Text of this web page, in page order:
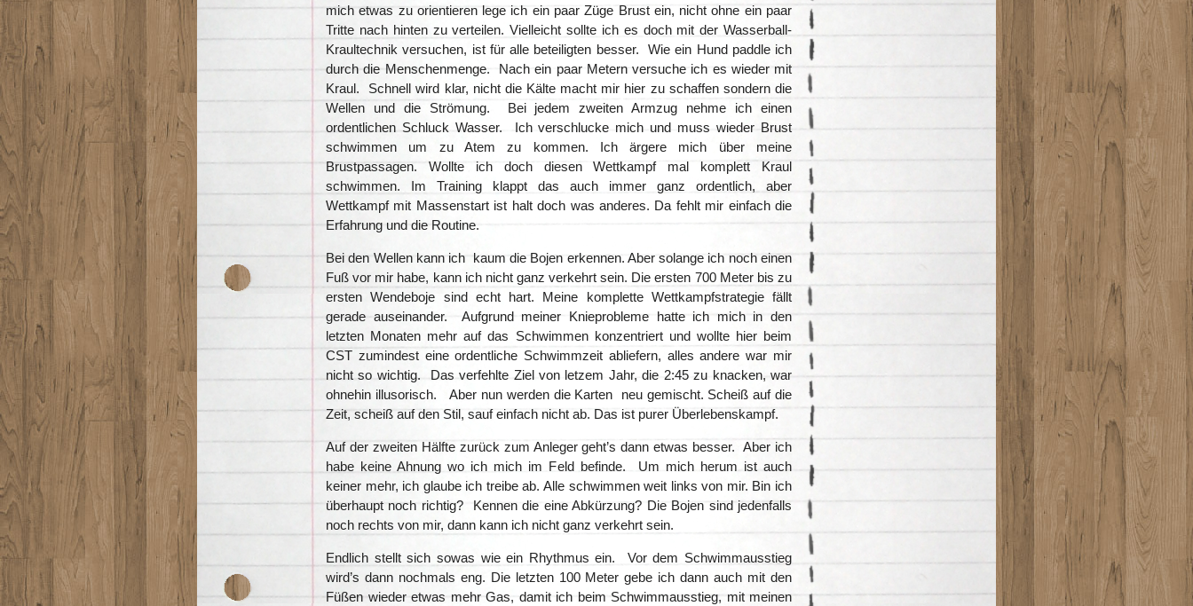
mich etwas zu orientieren lege ich ein paar Züge Brust ein, nicht ohne ein paar
Tritte nach hinten zu verteilen. Vielleicht sollte ich es doch mit der Wasserball-
Kraultechnik versuchen, ist für alle beteiligten besser. Wie ein Hund paddle ich
durch die Menschenmenge. Nach ein paar Metern versuche ich es wieder mit
Kraul. Schnell wird klar, nicht die Kälte macht mir hier zu schaffen sondern die
Wellen und die Strömung. Bei jedem zweiten Armzug nehme ich einen
ordentlichen Schluck Wasser. Ich verschlucke mich und muss wieder Brust
schwimmen um zu Atem zu kommen. Ich ärgere mich über meine
Brustpassagen. Wollte ich doch diesen Wettkampf mal komplett Kraul
schwimmen. Im Training klappt das auch immer ganz ordentlich, aber
Wettkampf mit Massenstart ist halt doch was anderes. Da fehlt mir einfach die
Erfahrung und die Routine.
Bei den Wellen kann ich kaum die Bojen erkennen. Aber solange ich noch einen
Fuß vor mir habe, kann ich nicht ganz verkehrt sein. Die ersten 700 Meter bis zu
ersten Wendeboje sind echt hart. Meine komplette Wettkampfstrategie fällt
gerade auseinander. Aufgrund meiner Knieprobleme hatte ich mich in den
letzten Monaten mehr auf das Schwimmen konzentriert und wollte hier beim
CST zumindest eine ordentliche Schwimmzeit abliefern, alles andere war mir
nicht so wichtig. Das verfehlte Ziel von letzem Jahr, die 2:45 zu knacken, war
ohnehin illusorisch. Aber nun werden die Karten neu gemischt. Scheiß auf die
Zeit, scheiß auf den Stil, sauf einfach nicht ab. Das ist purer Überlebenskampf.
Auf der zweiten Hälfte zurück zum Anleger geht’s dann etwas besser. Aber ich
habe keine Ahnung wo ich mich im Feld befinde. Um mich herum ist auch
keiner mehr, ich glaube ich treibe ab. Alle schwimmen weit links von mir. Bin ich
überhaupt noch richtig? Kennen die eine Abkürzung? Die Bojen sind jedenfalls
noch rechts von mir, dann kann ich nicht ganz verkehrt sein.
Endlich stellt sich sowas wie ein Rhythmus ein. Vor dem Schwimmausstieg
wird’s dann nochmals eng. Die letzten 100 Meter gebe ich dann auch mit den
Füßen wieder etwas mehr Gas, damit ich beim Schwimmausstieg, mit meinen